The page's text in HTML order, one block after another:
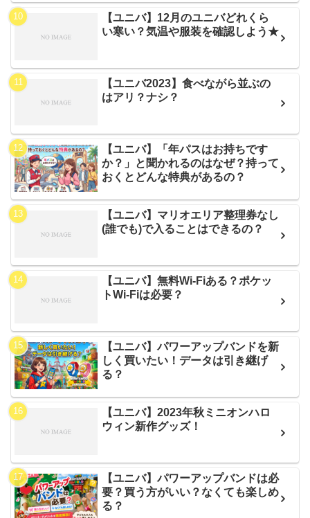
【ユニバ】12月のユニバどれくら
い寒い？気温や服装を確認しよう★
【ユニバ2023】食べながら並ぶの
はアリ？ナシ？
【ユニバ】「年パスはお持ちです
か？」と聞かれるのはなぜ？持って
おくとどんな特典があるの？
【ユニバ】マリオエリア整理券なし
(誰でも)で入ることはできるの？
【ユニバ】無料Wi-Fiある？ポケッ
トWi-Fiは必要？
【ユニバ】パワーアップバンドを新
しく買いたい！データは引き継げ
る？
【ユニバ】2023年秋ミニオンハロ
ウィン新作グッズ！
【ユニバ】パワーアップバンドは必
要？買う方がいい？なくても楽しめ
る？